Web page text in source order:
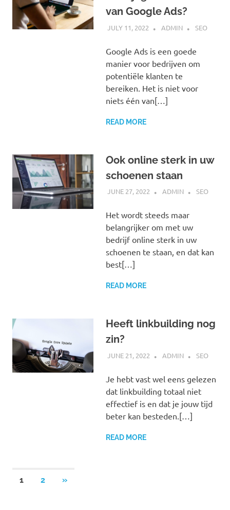
van Google Ads?
JULY 11, 2022 ADMIN SEO
Google Ads is een goede
manier voor bedrijven om
potentiële klanten te
bereiken. Het is niet voor
niets één van[…]
READ MORE
Ook online sterk in uw
schoenen staan
JUNE 27, 2022 ADMIN SEO
Het wordt steeds maar
belangrijker om met uw
bedrijf online sterk in uw
schoenen te staan, en dat kan
best[…]
READ MORE
Heeft linkbuilding nog
zin?
JUNE 21, 2022 ADMIN SEO
Je hebt vast wel eens gelezen
dat linkbuilding totaal niet
effectief is en dat je jouw tijd
beter kan besteden.[…]
READ MORE
Posts
1 2
NEXT
»